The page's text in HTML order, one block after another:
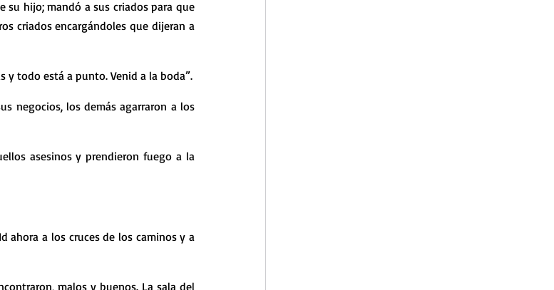
C
criados encargándoles que dijeran a
y todo está a punto. Venid a la boda”.